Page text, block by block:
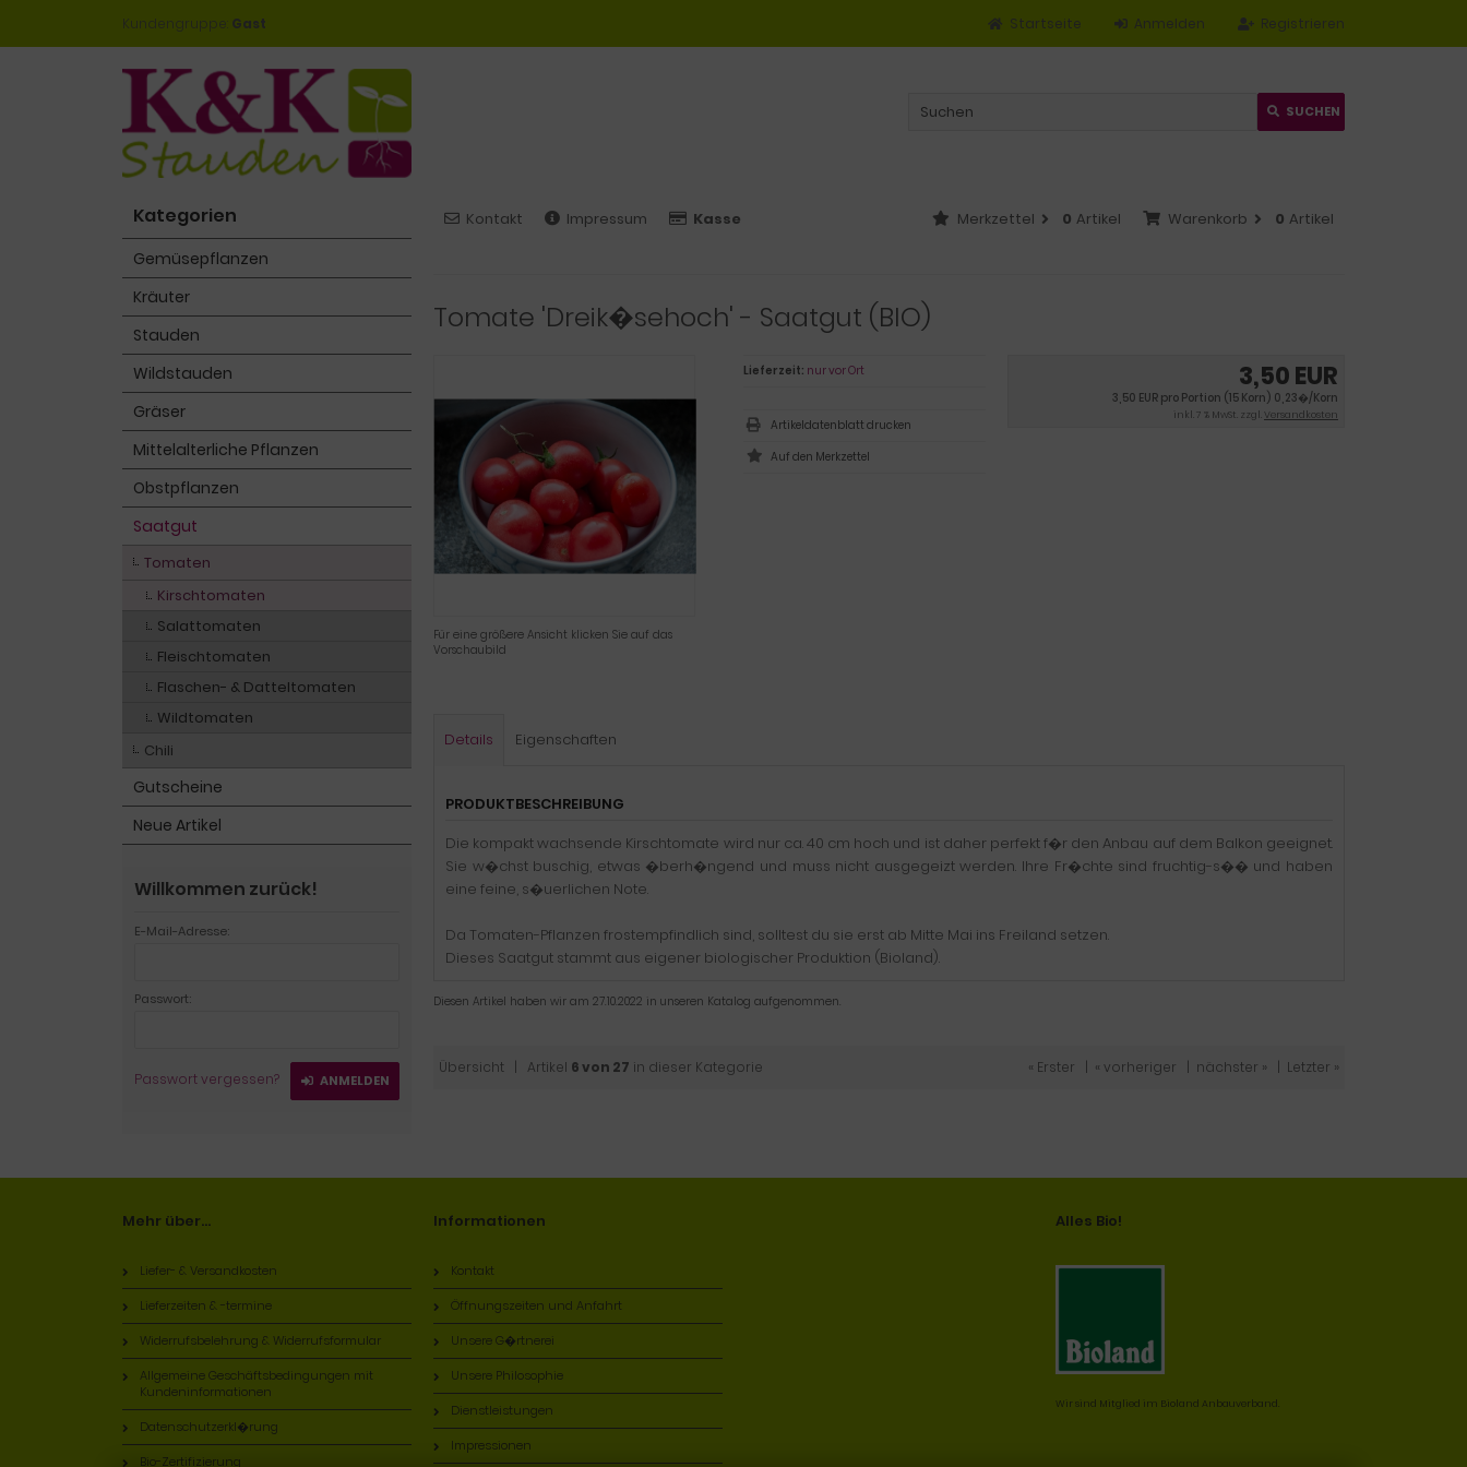
Kundengruppe: Gast Registrieren
Anmelden
Startseite
SUCHEN
Kontakt Impressum Kasse Warenkorb 0 Artikel
Merkzettel 0 Artikel
Tomate 'Dreik�sehoch' - Saatgut (BIO)
Für eine größere Ansicht klicken Sie auf das
Vorschaubild
3,50 EUR
3,50 EUR pro Portion (15 Korn) 0,23�/Korn
inkl. 7 % MwSt. zzgl.Versandkosten
Lieferzeit: nur vor Ort
Artikeldatenblatt drucken
Details Eigenschaften
PRODUKTBESCHREIBUNG
Die kompakt wachsende Kirschtomate wird nur ca. 40 cm hoch und ist daher perfekt f�r den Anbau auf dem Balkon geeignet.
Sie w�chst buschig, etwas �berh�ngend und muss nicht ausgegeizt werden. Ihre Fr�chte sind fruchtig-s�� und haben
eine feine, s�uerlichen Note.
Da Tomaten-Pflanzen frostempfindlich sind, solltest du sie erst ab Mitte Mai ins Freiland setzen.
Dieses Saatgut stammt aus eigener biologischer Produktion (Bioland).
Diesen Artikel haben wir am 27.10.2022 in unseren Katalog aufgenommen.
Übersicht | Artikel 6 von 27 in dieser Kategorie « Erster « vorheriger nächster » Letzter »
Kategorien
Gemüsepflanzen
Kräuter
Stauden
Wildstauden
Gräser
Mittelalterliche Pflanzen
Obstpflanzen
Saatgut
Tomaten
Kirschtomaten
Salattomaten
Fleischtomaten
Flaschen- & Datteltomaten
Wildtomaten
Chili
Gutscheine
Neue Artikel
Willkommen zurück!
E-Mail-Adresse:
Passwort:
Passwort vergessen? ANMELDEN
Mehr über...
Liefer- & Versandkosten
Lieferzeiten & -termine
Widerrufsbelehrung & Widerrufsformular
Allgemeine Geschäftsbedingungen mit
Kundeninformationen
Datenschutzerkl�rung
Bio-Zertifizierung
Informationen
Kontakt
Öffnungszeiten und Anfahrt
Unsere G�rtnerei
Unsere Philosophie
Dienstleistungen
Impressionen
Alles Bio!
Wir sind Mitglied im Bioland Anbauverband.